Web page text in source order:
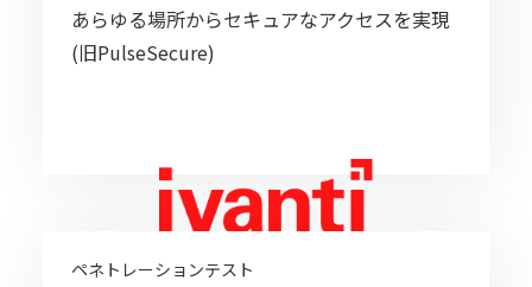
あらゆる場所からセキュアなアクセスを実現
(旧PulseSecure)
ペネトレーションテスト